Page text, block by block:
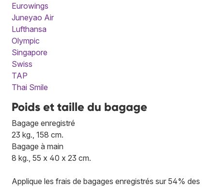
Eurowings
Juneyao Air
Lufthansa
Olympic
Singapore
Swiss
TAP
Thai Smile
Poids et taille du bagage
Bagage enregistré
23 kg., 158 cm.
Bagage à main
8 kg., 55 x 40 x 23 cm.
Applique les frais de bagages enregistrés sur 54% des